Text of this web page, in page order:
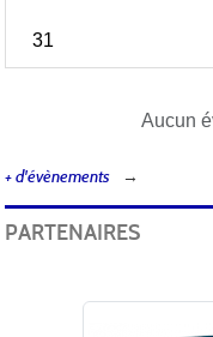
31
Aucun
+ d'évènements
PARTENAIRES